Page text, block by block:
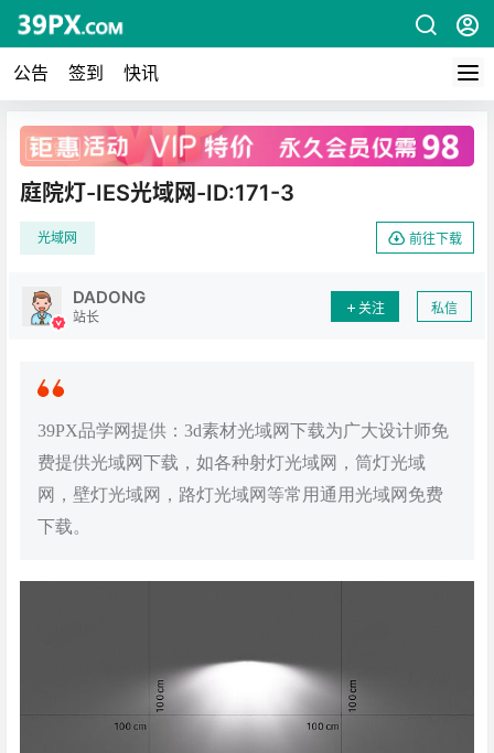
公告 签到 快讯
广告
庭院灯-IES光域网-ID:171-3
光域网 前往下载
DADONG
站长
关注 私信
39PX品学网提供：3d素材光域网下载为广大设计师免
费提供光域网下载，如各种射灯光域网，筒灯光域
网，壁灯光域网，路灯光域网等常用通用光域网免费
下载。